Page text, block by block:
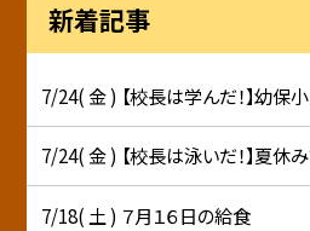
新着記事
7/24( 金 ) 【校長は学んだ！】幼保
7/24( 金 ) 【校長は泳いだ！】夏休
7/18( 土 ) ７月１６日の給食